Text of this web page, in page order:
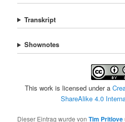
Transkript
Shownotes
This work is licensed under a
ShareAlike 4.0
Dieser Eintrag wurde vonTim Pritlove